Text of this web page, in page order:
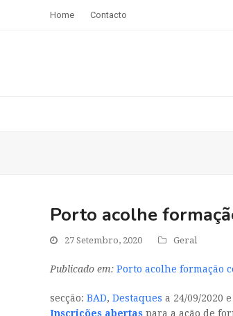
Home Contacto
Porto acolhe
27 Setembro, 2020 Geral
Publicado em: Porto acolhe formação
secção: BAD, Destaques a 24/09/2020 e
Inscrições abertas para a ação de